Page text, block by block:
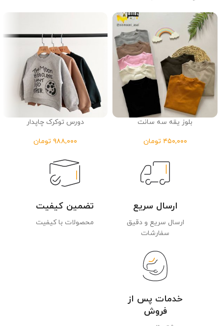
بلوز یقه سه سانت
تومان
دورس توکرک چاپدار
تومان
ارسال سریع
ارسال سریع و دقیق
سفارشات
تضمین کیفیت
محصولات با کیفیت
خدمات پس از
فروش